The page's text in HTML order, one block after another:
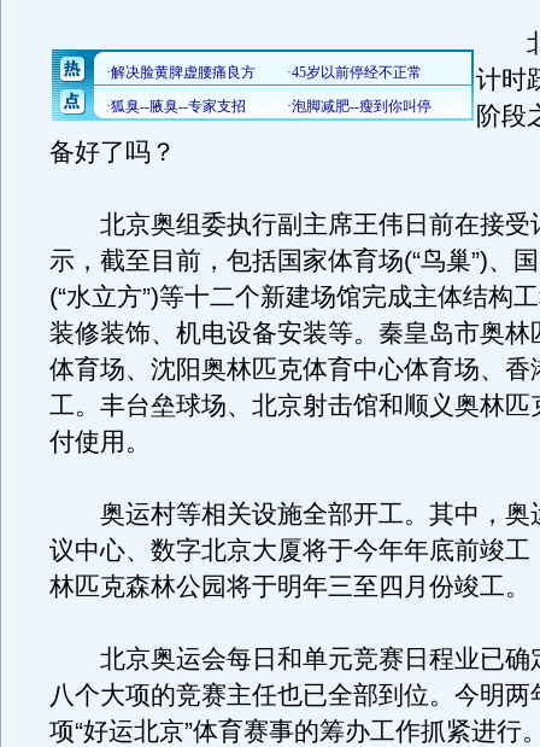
北
计时
阶段
备好了吗？
北京奥组委执行副主席王伟日前在接受
示，截至目前，包括国家体育场(“鸟巢”)、
(“水立方”)等十二个新建场馆完成主体结构
装修装饰、机电设备安装等。秦皇岛市奥林
体育场、沈阳奥林匹克体育中心体育场、香
工。丰台垒球场、北京射击馆和顺义奥林匹
付使用。
奥运村等相关设施全部开工。其中，奥
议中心、数字北京大厦将于今年年底前竣工
林匹克森林公园将于明年三至四月份竣工。
北京奥运会每日和单元竞赛日程业已确
八个大项的竞赛主任也已全部到位。今明两
项“好运北京”体育赛事的筹办工作抓紧进行